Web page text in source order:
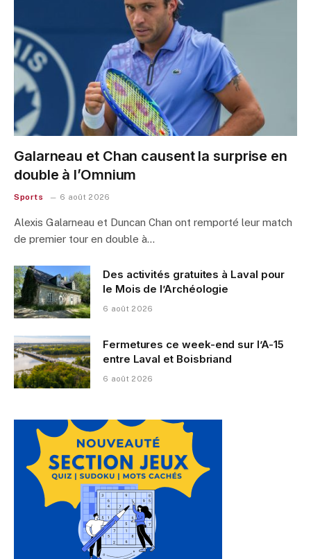
Galarneau et Chan causent la surprise en
double à l’Omnium
Sports 6 août 2026
Alexis Galarneau et Duncan Chan ont remporté leur match
de premier tour en double à…
Des activités gratuites à Laval pour
le Mois de l’Archéologie
6 août 2026
Fermetures ce week-end sur l’A-15
entre Laval et Boisbriand
6 août 2026